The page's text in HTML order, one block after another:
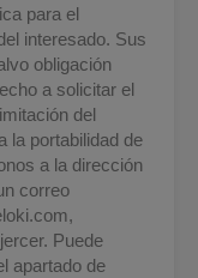
para el
interesado. Sus
obligación
a solicitar el
del
la portabilidad de
a la dirección
correo
,
Puede
apartado de